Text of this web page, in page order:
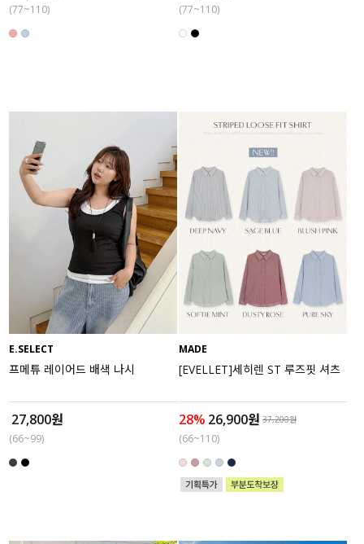
(77~110) (77~110)
E.SELECT
프메튜 레이어드 배색 나시
27,800원
(66~99)
MADE
[EVELLET]세히렌 ST 루즈핏 셔츠
28% 26,900원 37,200원
(66~110)